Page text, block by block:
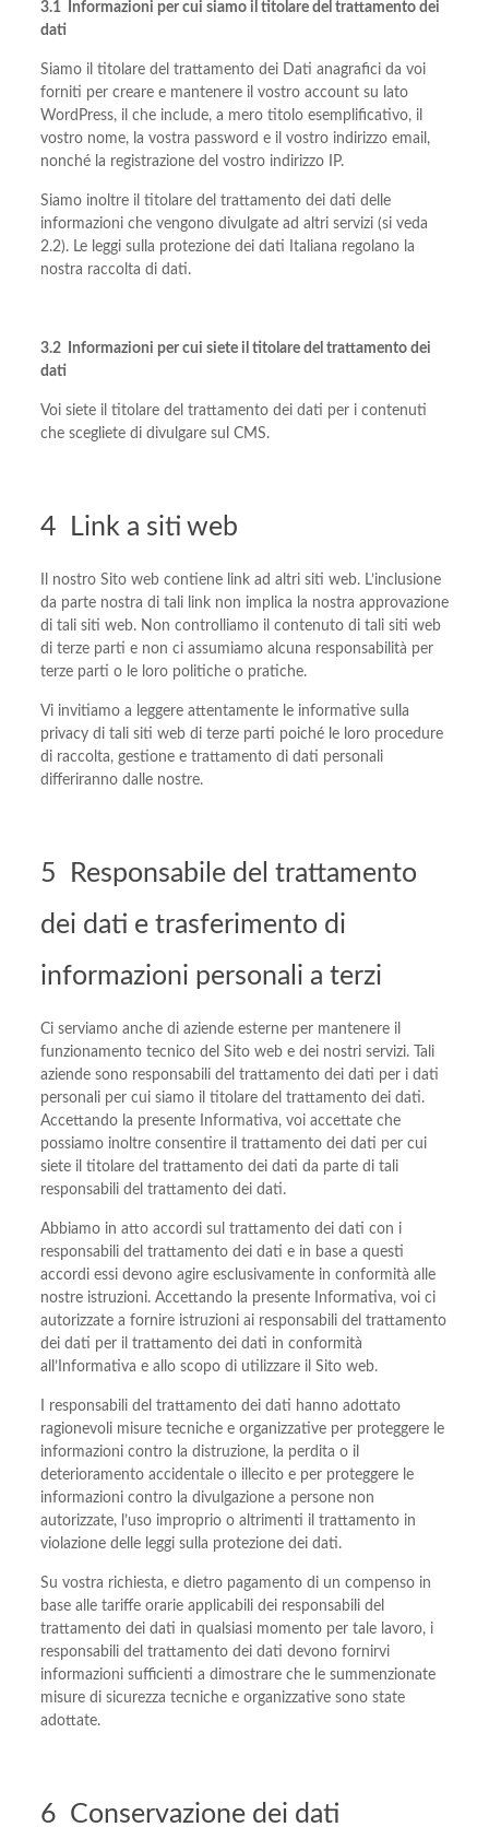
3.1 Informazioni per cui siamo il titolare del trattamento dei
dati
Siamo il titolare del trattamento dei Dati anagrafici da voi
forniti per creare e mantenere il vostro account su lato
WordPress, il che include, a mero titolo esemplificativo, il
vostro nome, la vostra password e il vostro indirizzo email,
nonché la registrazione del vostro indirizzo IP.
Siamo inoltre il titolare del trattamento dei dati delle
informazioni che vengono divulgate ad altri servizi (si veda
2.2). Le leggi sulla protezione dei dati Italiana regolano la
nostra raccolta di dati.
3.2 Informazioni per cui siete il titolare del trattamento dei
dati
Voi siete il titolare del trattamento dei dati per i contenuti
che scegliete di divulgare sul CMS.
4 Link a siti web
Il nostro Sito web contiene link ad altri siti web. L’inclusione
da parte nostra di tali link non implica la nostra approvazione
di tali siti web. Non controlliamo il contenuto di tali siti web
di terze parti e non ci assumiamo alcuna responsabilità per
terze parti o le loro politiche o pratiche.
Vi invitiamo a leggere attentamente le informative sulla
privacy di tali siti web di terze parti poiché le loro procedure
di raccolta, gestione e trattamento di dati personali
differiranno dalle nostre.
5 Responsabile del trattamento
dei dati e trasferimento di
informazioni personali a terzi
Ci serviamo anche di aziende esterne per mantenere il
funzionamento tecnico del Sito web e dei nostri servizi. Tali
aziende sono responsabili del trattamento dei dati per i dati
personali per cui siamo il titolare del trattamento dei dati.
Accettando la presente Informativa, voi accettate che
possiamo inoltre consentire il trattamento dei dati per cui
siete il titolare del trattamento dei dati da parte di tali
responsabili del trattamento dei dati.
Abbiamo in atto accordi sul trattamento dei dati con i
responsabili del trattamento dei dati e in base a questi
accordi essi devono agire esclusivamente in conformità alle
nostre istruzioni. Accettando la presente Informativa, voi ci
autorizzate a fornire istruzioni ai responsabili del trattamento
dei dati per il trattamento dei dati in conformità
all’Informativa e allo scopo di utilizzare il Sito web.
I responsabili del trattamento dei dati hanno adottato
ragionevoli misure tecniche e organizzative per proteggere le
informazioni contro la distruzione, la perdita o il
deterioramento accidentale o illecito e per proteggere le
informazioni contro la divulgazione a persone non
autorizzate, l’uso improprio o altrimenti il trattamento in
violazione delle leggi sulla protezione dei dati.
Su vostra richiesta, e dietro pagamento di un compenso in
base alle tariffe orarie applicabili dei responsabili del
trattamento dei dati in qualsiasi momento per tale lavoro, i
responsabili del trattamento dei dati devono fornirvi
informazioni sufficienti a dimostrare che le summenzionate
misure di sicurezza tecniche e organizzative sono state
adottate.
6 Conservazione dei dati